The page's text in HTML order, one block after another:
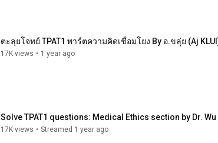
ตะลุยโจทย์ TPAT1 พาร์ตความคิดเชื่อมโยง By อ.ขลุ่ย (Aj
17K views • 1 year ago
Solve TPAT1 questions: Medical Ethics section by Dr.
17K views • Streamed 1 year ago